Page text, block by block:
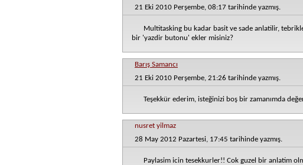
21 Eki 2010 Perşembe, 08:17 tarihinde yazmış.
Multitasking bu kadar basit ve sade anlatilir,
bir 'yazdir butonu' ekler misiniz?
Barış Samancı
21 Eki 2010 Perşembe, 21:26 tarihinde yazmış.
Teşekkür ederim, isteğinizi boş bir zamanımda
nusret yilmaz
28 May 2012 Pazartesi, 17:45 tarihinde yazmış.
Paylasim icin tesekkurler!! Cok guzel bir anlatim